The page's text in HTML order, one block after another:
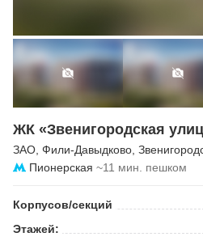
ЖК «Звенигородская
ЗАО Фили-Давыдково
Пионерская ~11 мин. пешком
Корпусов/секций
Этажей: